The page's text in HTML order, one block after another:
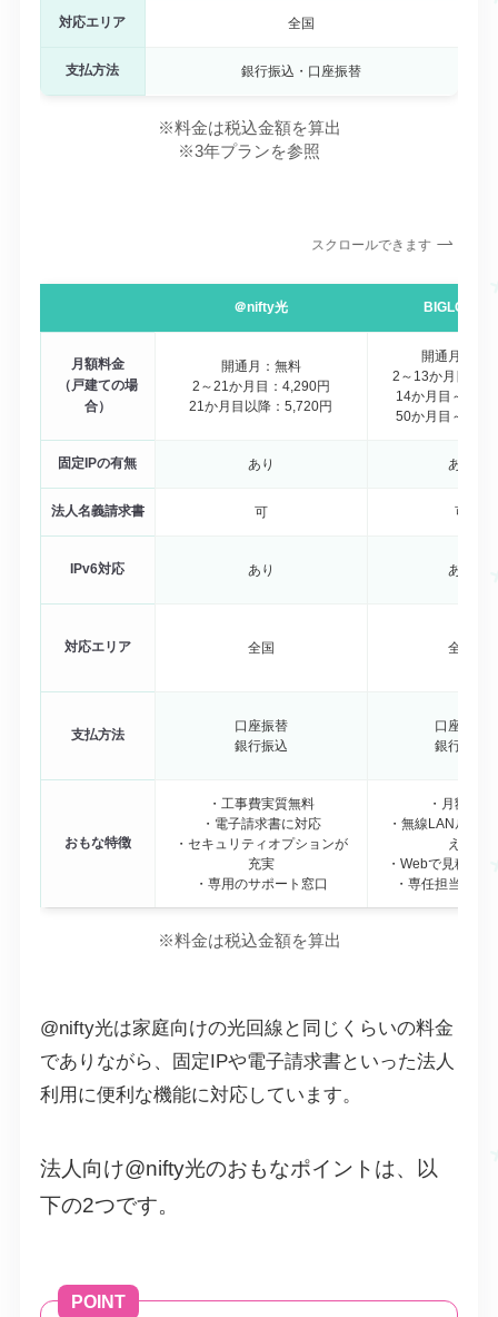
対応エリア 全国
支払方法 銀行振込・口座振替
※料金は税込金額を算出
※3年プランを参照
スクロールできます
＠nifty光 BIGLOBE光
月額料金
（戸建ての場
合）
開通月：無料
2～21か月目：4,290円
21か月目以降：5,720円
開通月：無
2～13か月目：
14か月目～：
50か月目～：
固定IPの有無 あり あり
法人名義請求書 可 可
IPv6対応 あり あり
対応エリア 全国 全国
支払方法
口座振替
銀行振込
口座振替
銀行振込
おもな特徴
・工事費実質無料
・電子請求書に対応
・セキュリティオプションが
充実
・専用のサポート窓口
・月額割引
・無線LANルー
える
・Webで見積も
・専任担当がサ
※料金は税込金額を算出
@nifty光は家庭向けの光回線と同じくらいの料金
でありながら、固定IPや電子請求書といった法人
利用に便利な機能に対応しています。
法人向け@nifty光のおもなポイントは、以
下の2つです。
POINT